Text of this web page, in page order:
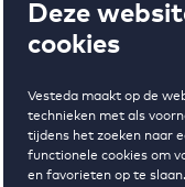
Deze
cookies
Vesteda maakt op de
technieken met als
tijdens het zoeken naar
functionele cookies om
en favorieten op te
Park Seminarie 103
Park